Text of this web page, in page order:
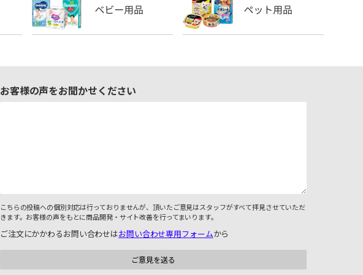
お客様の声をお聞かせください
こちらの投稿への個別対応は行っておりませんが、頂いたご意見はスタッフがすべて拝見させていただ
きます。お客様の声をもとに商品開発・サイト改善を行ってまいります。
ご注文にかかわるお問い合わせはお問い合わせ専用フォームから